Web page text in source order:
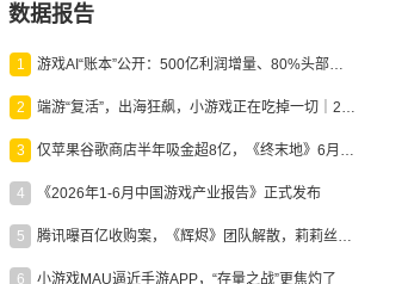
数据报告
1 游戏AI“账本”公开：500亿利润增量、80%头部入局，谁在闷声发财？
2 端游“复活”，出海狂飙，小游戏正在吃掉一切｜2026上半年产业报告
3 仅苹果谷歌商店半年吸金超8亿，《终末地》6月份收入显著回暖
4 《2026年1-6月中国游戏产业报告》正式发布
5 腾讯曝百亿收购案，《辉烬》团队解散，莉莉丝新作曝光｜陀螺周报
6 小游戏MAU逼近手游APP，“存量之战”更焦灼了